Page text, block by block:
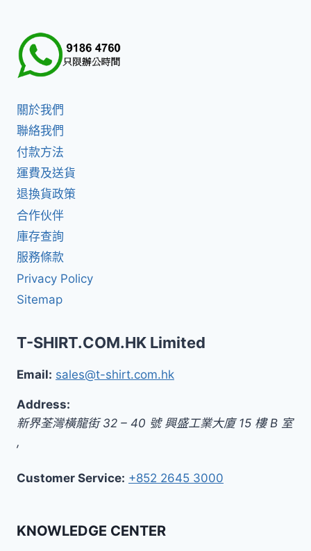
關於我們
聯絡我們
付款方法
運費及送貨
退換貨政策
合作伙伴
庫存查詢
服務條款
Privacy Policy
Sitemap
T-SHIRT.COM.HK Limited
Email: sales@t-shirt.com.hk
Address:
新界荃灣橫龍街 32 – 40 號 興盛工業大廈 15 樓 B 室
,
Customer Service: +852 2645 3000
KNOWLEDGE CENTER